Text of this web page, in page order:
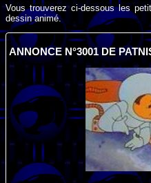
Vous trouverez ci-dessous les
dessin animé.
ANNONCE N°3001 DE